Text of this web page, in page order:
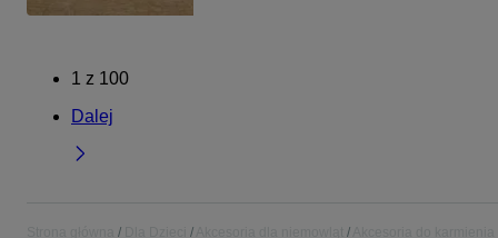
1 z 100
Dalej